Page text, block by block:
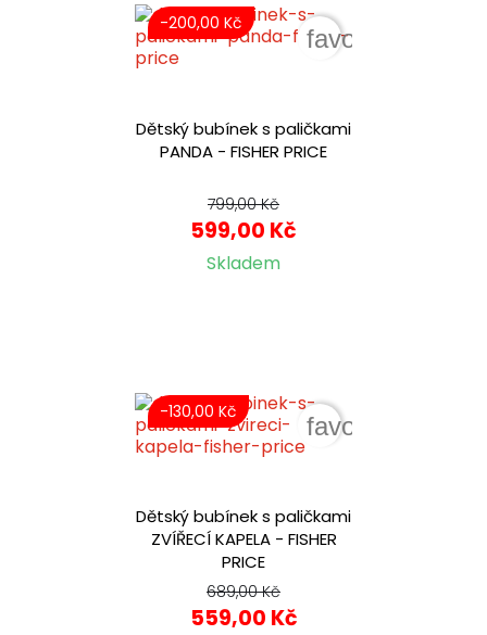
Dětský bubínek s paličkami
PANDA - FISHER PRICE
799,00 Kč
599,00 Kč
Skladem
-200,00 Kč
favorite_border
Dětský bubínek s paličkami
ZVÍŘECÍ KAPELA - FISHER
PRICE
689,00 Kč
559,00 Kč
-130,00 Kč
favorite_border